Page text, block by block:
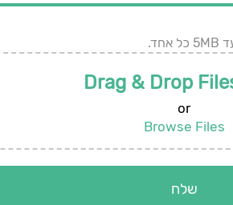
Drag & Drop
or
Browse Files